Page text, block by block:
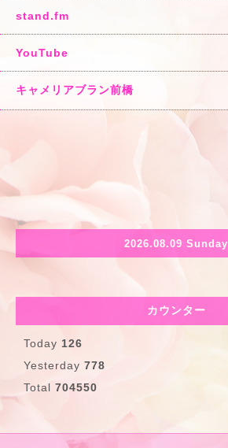
stand.fm
YouTube
キャメリアブラン前橋
2026.08.09 Sunday
カウンター
Today 126
Yesterday 778
Total 704550